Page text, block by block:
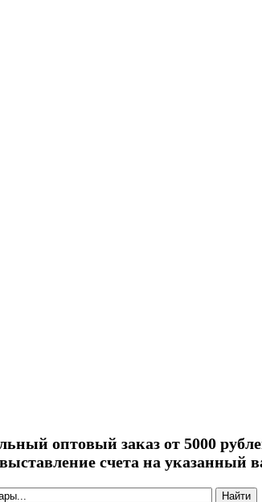
оптовый заказ от 5000
счета на указанный